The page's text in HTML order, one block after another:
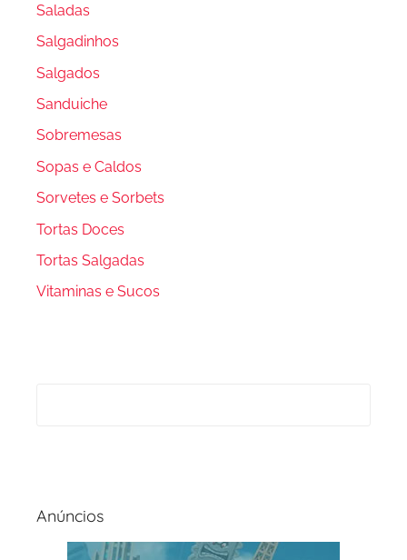
Saladas
Salgadinhos
Salgados
Sanduiche
Sobremesas
Sopas e Caldos
Sorvetes e Sorbets
Tortas Doces
Tortas Salgadas
Vitaminas e Sucos
Anúncios